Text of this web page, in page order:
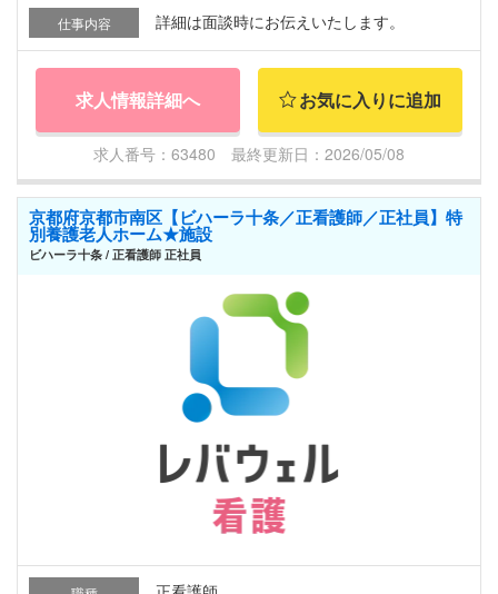
仕事内容 詳細は面談時にお伝えいたします。
求人情報詳細へ お気に入りに追加
求人番号：63480 最終更新日：2026/05/08
京都府京都市南区【ビハーラ十条／正看護師／正社員】特
別養護老人ホーム★施設
ビハーラ十条 / 正看護師 正社員